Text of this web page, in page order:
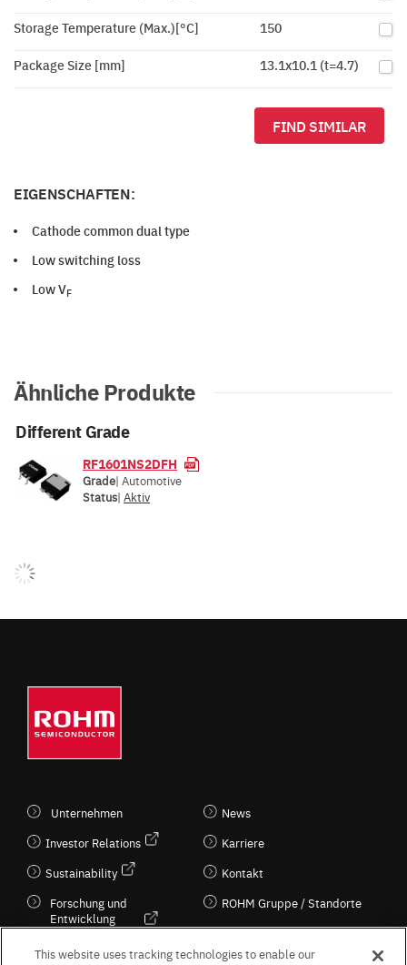
Storage Temperature (Max.)[°C] 150
Package Size [mm] 13.1x10.1 (t=4.7)
FIND SIMILAR
EIGENSCHAFTEN:
Cathode common dual type
Low switching loss
Low VF
Ähnliche Produkte
Different Grade
RF1601NS2DFH
Grade| Automotive
Status| Aktiv
Unternehmen
Investor Relations
Sustainability
Forschung und
Entwicklung
Kultur / Wirtschaft
News
Karriere
Kontakt
ROHM Gruppe / Standorte
This website uses tracking technologies to enable our